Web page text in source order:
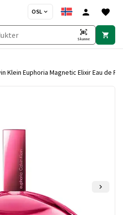
OSL
Skanne
Klein Euphoria Magnetic Elixir Eau de